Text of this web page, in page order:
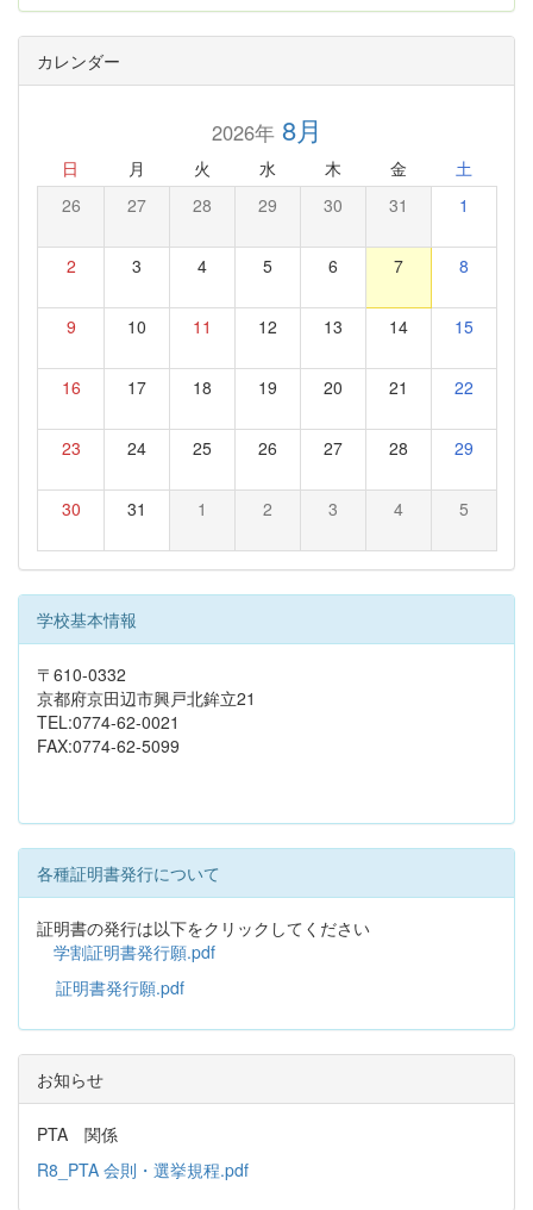
カレンダー
2026年8月
日 月 火 水 木 金 土
26 27 28 29 30 31 1
2 3 4 5 6 7 8
9 10 11 12 13 14 15
16 17 18 19 20 21 22
23 24 25 26 27 28 29
30 31 1 2 3 4 5
学校基本情報
〒610-0332
京都府京田辺市興戸北鉾立21
TEL:0774-62-0021
FAX:0774-62-5099
各種証明書発行について
証明書の発行は以下をクリックしてください
学割証明書発行願.pdf
証明書発行願.pdf
お知らせ
PTA 関係
R8_PTA 会則・選挙規程.pdf